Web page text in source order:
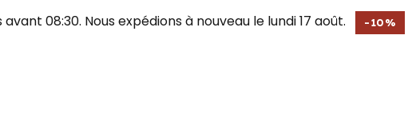
08:30. Nous expédions à nouveau le lundi 17 août.
- 10 %